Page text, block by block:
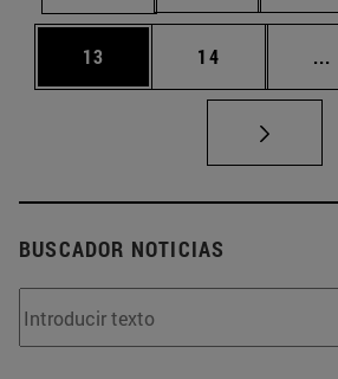
Página
13 Página
14 ...
BUSCADOR NOTICIAS